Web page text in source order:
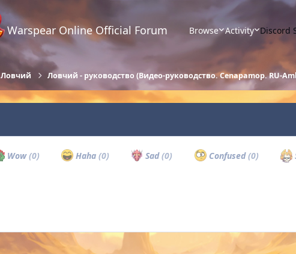
Warspear Online Official Forum Browse Activity Discord
Ловчий Ловчий - руководство (Видео-руководство. Cenapamop. RU-
Wow(0) Haha (0) Sad(0) Confused(0)